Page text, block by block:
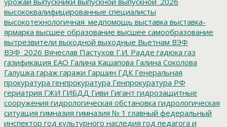
высококвалифицированные специалисты
высокотехнологичная_медпомощь выставка выставка-
ярмарка высшее образование высшее самообразование
вытрезвители выходной выходные Вьетнам ВЭФ
ВЭФ_2026 Вячеслав Пастухов Г.И. Радде гадюка газ
газификация ЕАО Галина Кашапова Галина Соколова
Галушка гараж гаражи Гаршин ГДК Генеральная
прокуратура генпрокуратура Генпрокуратура РФ
гериатрия ГЖИ ГИБДД Гиви Гигант гидрозащитные
сооружения гидрологическая обстановка гидрологическая
ситуация гимназия гимназия № 1 главный федеральный
инспектор год культурного наследия год педагога и